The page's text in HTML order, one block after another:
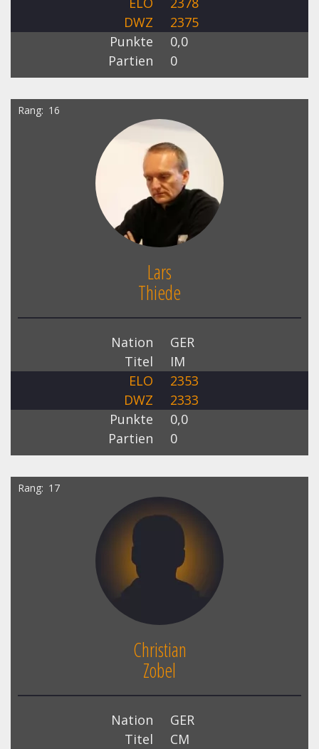
DWZ
2375
Punkte
0,0
Partien
0
Rang 16
Lars
Thiede
Nation
GER
Titel
IM
ELO
2353
DWZ
2333
Punkte
0,0
Partien
0
Rang 17
Christian
Zobel
Nation
GER
Titel
CM